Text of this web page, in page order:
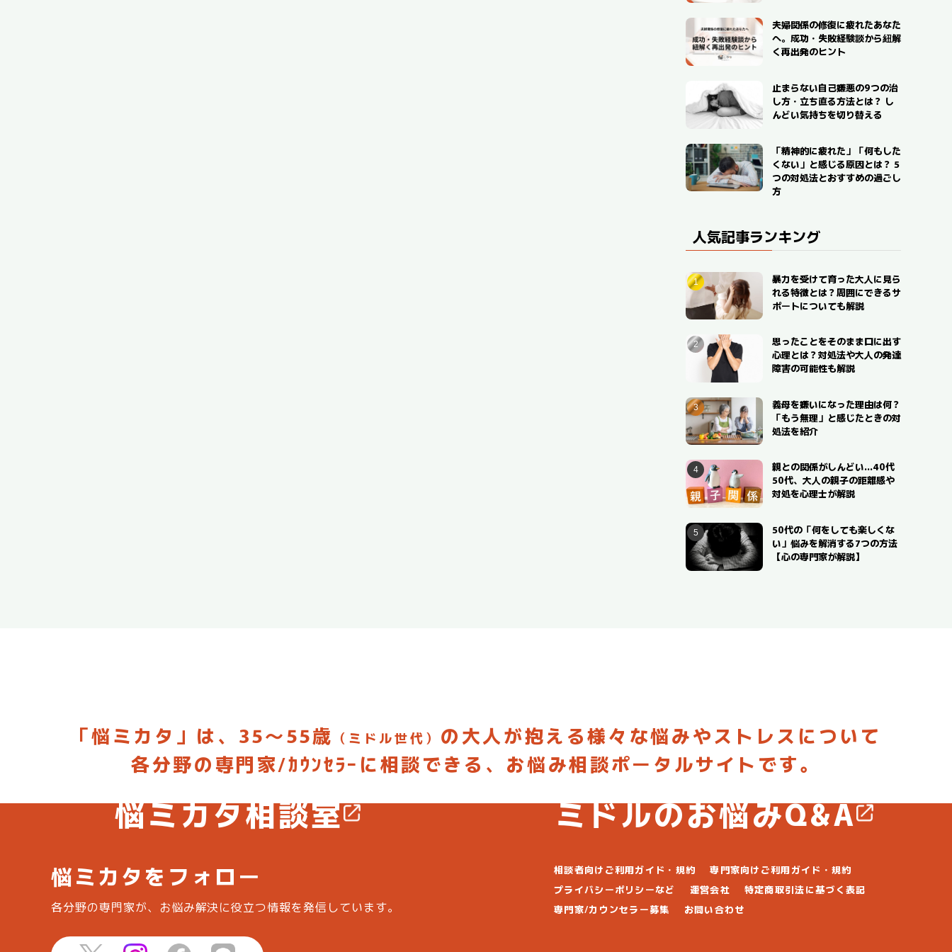
夫婦関係の修復に疲れたあなた
へ。成功・失敗経験談から紐解
く再出発のヒント
止まらない自己嫌悪の9つの治
し方・立ち直る方法とは？ し
んどい気持ちを切り替える
「精神的に疲れた」「何もした
くない」と感じる原因とは？ 5
つの対処法とおすすめの過ごし
方
人気記事ランキング
暴力を受けて育った大人に見ら
れる特徴とは？周囲にできるサ
ポートについても解説
思ったことをそのまま口に出す
心理とは？対処法や大人の発達
障害の可能性も解説
義母を嫌いになった理由は何？
「もう無理」と感じたときの対
処法を紹介
親との関係がしんどい…40代
50代、大人の親子の距離感や
対処を心理士が解説
50代の「何をしても楽しくな
い」悩みを解消する7つの方法
【心の専門家が解説】
「悩ミカタ」は、35～55歳 （ミドル世代） の大人が抱える様々な悩みやストレスについて
各分野の専門家/ｶｳﾝｾﾗｰに相談できる、お悩み相談ポータルサイトです。
悩ミカタ相談室 ミドルのお悩みQ&A
悩ミカタをフォロー
各分野の専門家が、お悩み解決に役立つ情報を発信しています。
相談者向けご利用ガイド・規約
専門家向けご利用ガイド・規約
プライバシーポリシーなど
運営会社
特定商取引法に基づく表記
専門家/カウンセラー募集
お問い合わせ